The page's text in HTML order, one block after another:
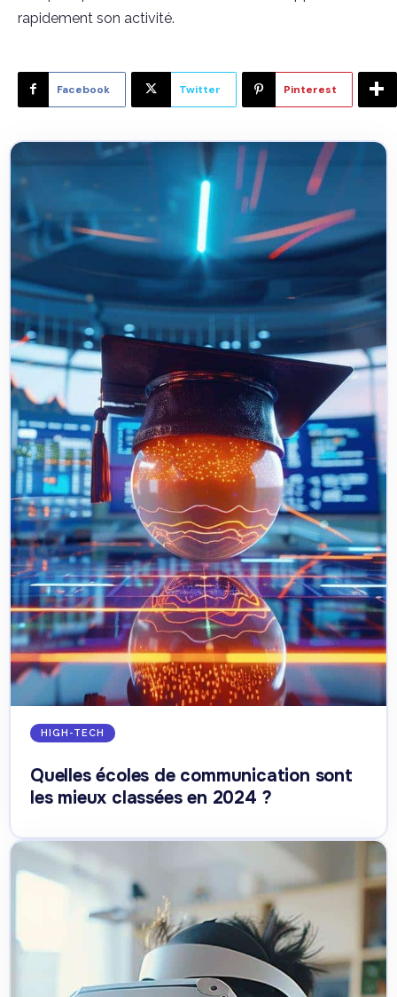
rapidement son activité.
Facebook Twitter Pinterest
HIGH-TECH
Quelles écoles de communication sont
les mieux classées en 2024 ?